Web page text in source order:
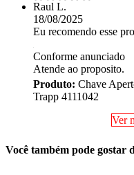
Raul L.
18/08/2025
Eu recomendo esse
Conforme anunciado
Atende ao proposito.
Produto: Chave
Trapp 4111042
Ver
Você também pode gostar